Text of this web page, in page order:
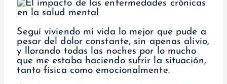
Seguí viviendo mi vida lo mejor que pude a
pesar del dolor constante, sin apenas alivio,
y llorando todas las noches por lo mucho
que me estaba haciendo sufrir la situación,
tanto física como emocionalmente.